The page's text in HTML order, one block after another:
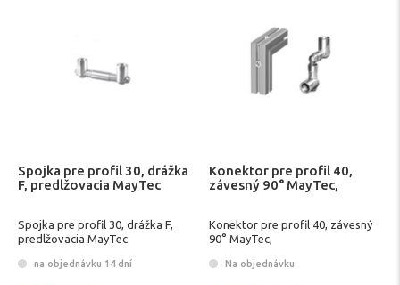
Spojka pre profil 30, drážka
F, predlžovacia MayTec
Spojka pre profil 30, drážka F,
predlžovacia MayTec
na objednávku 14 dní
Konektor pre profil 40,
závesný 90° MayTec,
Konektor pre profil 40, závesný
90° MayTec,
Na objednávku